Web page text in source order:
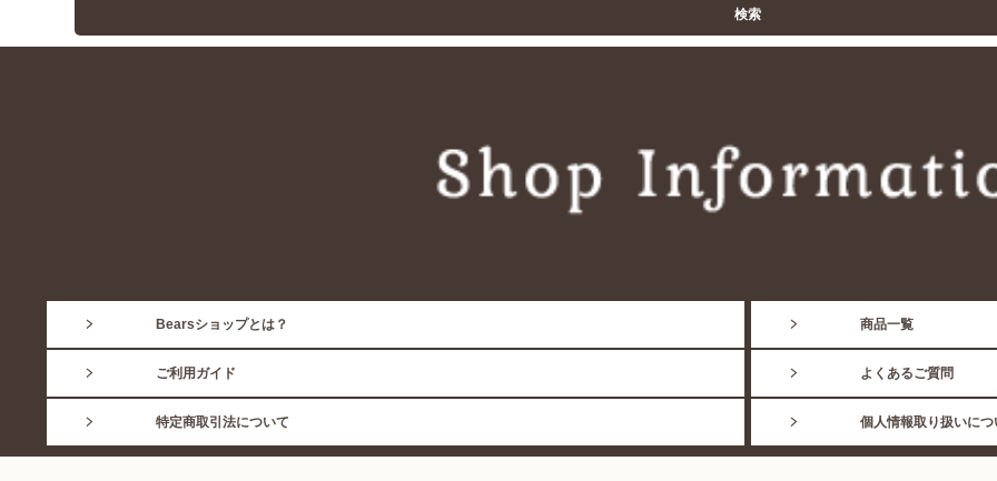
Bearsショップとは？ 商品一覧
ご利用ガイド よくあるご質問
特定商取引法について 個人情報取り扱いにつ